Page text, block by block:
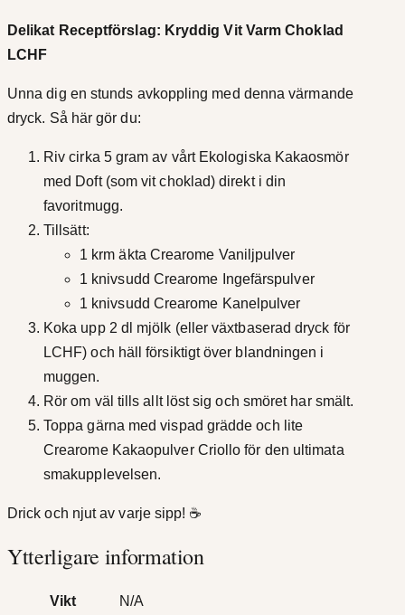
Delikat Receptförslag: Kryddig Vit Varm Choklad
LCHF
Unna dig en stunds avkoppling med denna värmande
dryck. Så här gör du:
Riv cirka 5 gram av vårt Ekologiska Kakaosmör
med Doft (som vit choklad) direkt i din
favoritmugg.
Tillsätt:
1 krm äkta Crearome Vaniljpulver
1 knivsudd Crearome Ingefärspulver
1 knivsudd Crearome Kanelpulver
Koka upp 2 dl mjölk (eller växtbaserad dryck för
LCHF) och häll försiktigt över blandningen i
muggen.
Rör om väl tills allt löst sig och smöret har smält.
Toppa gärna med vispad grädde och lite
Crearome Kakaopulver Criollo för den ultimata
smakupplevelsen.
Drick och njut av varje sipp! ☕
Ytterligare information
Vikt N/A